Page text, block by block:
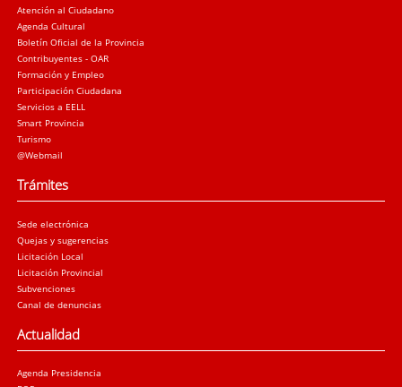
Atención al Ciudadano
Agenda Cultural
Boletín Oficial de la Provincia
Contribuyentes - OAR
Formación y Empleo
Participación Ciudadana
Servicios a EELL
Smart Provincia
Turismo
@Webmail
Trámites
Sede electrónica
Quejas y sugerencias
Licitación Local
Licitación Provincial
Subvenciones
Canal de denuncias
Actualidad
Agenda Presidencia